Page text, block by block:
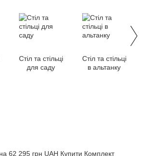
Стіл та стільці
для саду
Стіл та стільці
в альтанку